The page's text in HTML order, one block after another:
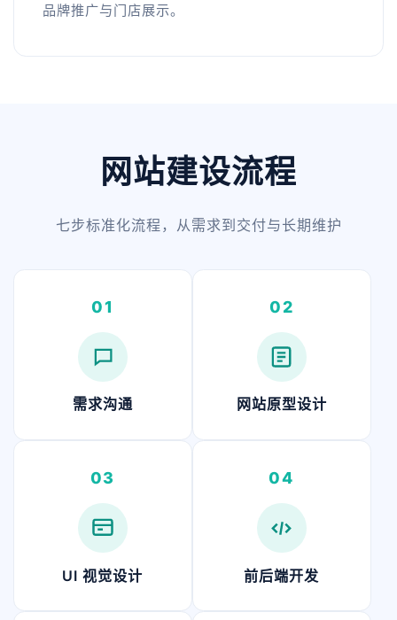
品牌推广与门店展示。
网站建设流程
七步标准化流程，从需求到交付与长期维护
01
需求沟通
02
网站原型设计
03
UI 视觉设计
04
前后端开发